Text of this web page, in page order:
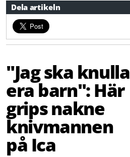
Dela artikeln
"Jag ska knulla
era barn": Här
grips nakne
knivmannen
på Ica